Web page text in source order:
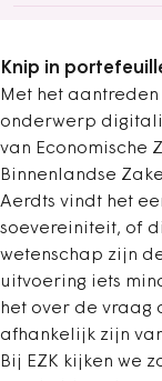
Knip in
Met het
onderwerp
van Economische
Binnenlandse
Aerdts vindt het
soevereiniteit, of
wetenschap zijn
uitvoering iets
het over de vraag
afhankelijk zijn
Bij EZK kijken we